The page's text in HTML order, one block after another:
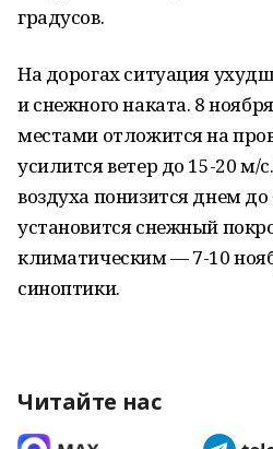
градусов.
На дорогах ситуация
и снежного наката. 8
местами отложится на
усилится ветер до 15-20 м/
воздуха понизится днем
установится снежный
климатическим — 7-10
синоптики.
Читайте нас